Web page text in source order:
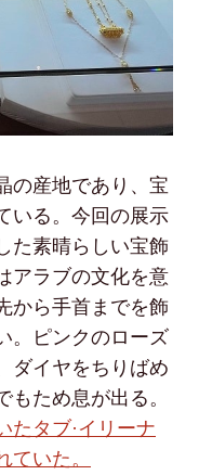
の産地であり、宝
いる。今回の展示
た素晴らしい宝飾
アラブの文化を意
から手首までを飾
。ピンクのローズ
ダイヤをちりばめ
ため息が出る。
たタブ·イリーナ
いた。